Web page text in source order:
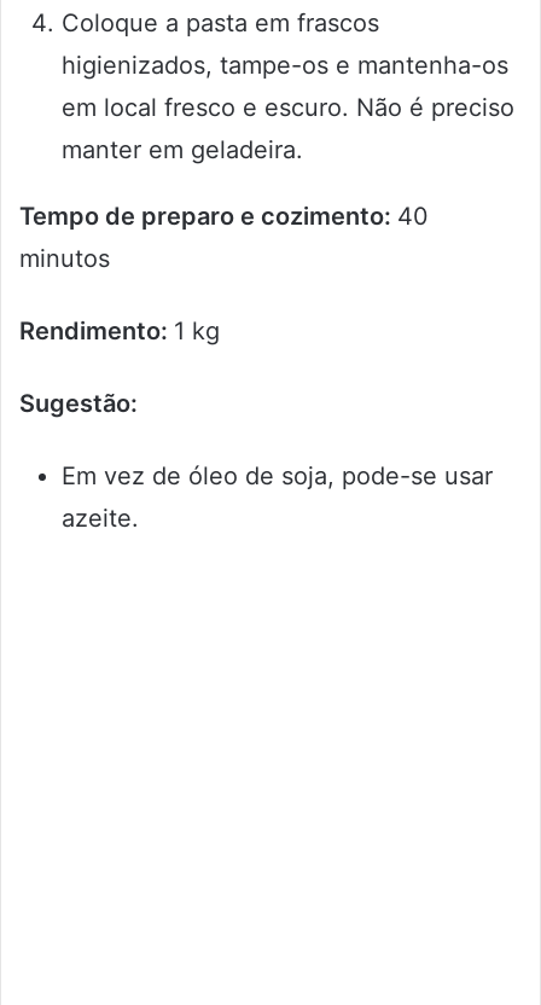
Coloque a pasta em frascos
higienizados, tampe-os e mantenha-os
em local fresco e escuro. Não é preciso
manter em geladeira.
Tempo de preparo e cozimento: 40
minutos
Rendimento: 1 kg
Sugestão:
Em vez de óleo de soja, pode-se usar
azeite.